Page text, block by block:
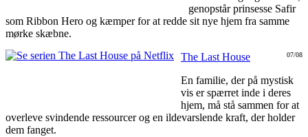
genopstår prinsesse Safir
som Ribbon Hero og kæmper for at redde sit nye hjem fra samme
mørke skæbne.
07/08
The Last House
En familie, der på mystisk
vis er spærret inde i deres
hjem, må stå sammen for at
overleve svindende ressourcer og en ildevarslende kraft, der holder
dem fanget.